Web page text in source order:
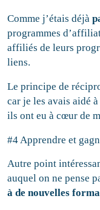
Comme j’étais déjà
programmes
affiliés de leurs
liens.
Le principe de
car je les avais aidé
ils ont eu à cœur de
#4 Apprendre et
Autre point
auquel on ne pense
à de nouvelles